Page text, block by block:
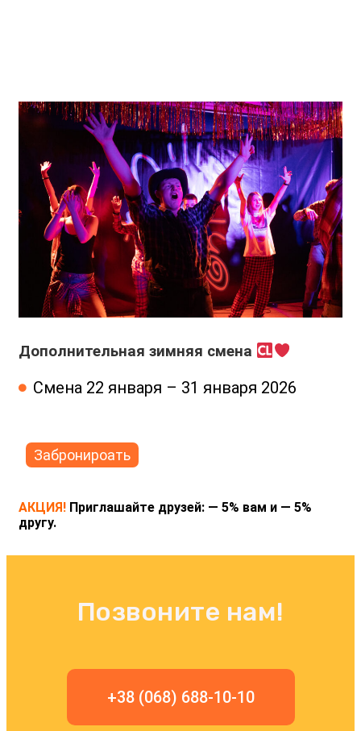
Дополнительная зимняя смена
Смена 22 января – 31 января 2026
Забронироать
АКЦИЯ! Приглашайте друзей: — 5% вам и — 5%
другу.
Позвоните нам!
+38 (068) 688-10-10